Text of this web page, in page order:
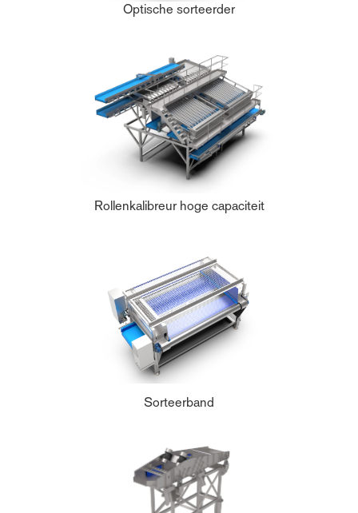
Optische sorteerder
Rollenkalibreur hoge capaciteit
Sorteerband